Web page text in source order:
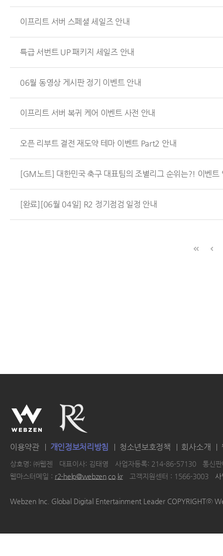
이프리트 서버 스페셜 세일즈 안내
특급 서번트 UP 패키지 세일즈 안내
06월 동영상 게시판 정기 이벤트 안내
이프리트 서버 복귀 케어 이벤트 사전 안내
오픈 리부트 결전 재도약 테마 이벤트 Part2 안내
[GM노트] 대한민국 축구 대표팀의 조별리그 순위는?! 이벤트
[완료][06월 04일] R2 정기점검 일정 안내
이용약관 개인정보처리방침 청소년보호정책 회사소개
상호명: ㈜웹젠 대표이사: 김태영 사업자등록: 214-86-57130
통신
웹마스터메일 : r2-help@webzen.co.kr 고객지원센터 : 1566-3003
Webzen Inc. Global Digital Entertainment Leader COPYRIGHTⓒ